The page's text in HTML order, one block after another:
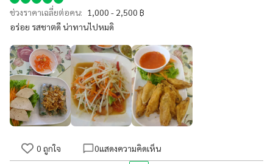
ช่วงราคาเฉลี่ยต่อคน: 1,000 - 2,500 ฿
อร่อย รสชาตดี น่าทานไปหมดิ
0 ถูกใจ 0แสดงความคิดเห็น